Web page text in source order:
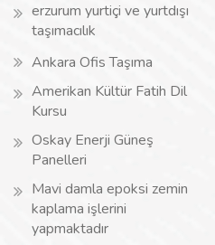
erzurum yurtiçi ve yurtdışı
taşımacılık
Ankara Ofis Taşıma
Amerikan Kültür Fatih Dil
Kursu
Oskay Enerji Güneş
Panelleri
Mavi damla epoksi zemin
kaplama işlerini
yapmaktadır